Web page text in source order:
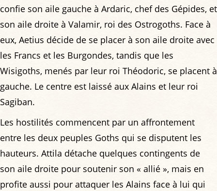
confie son aile gauche à Ardaric, chef des Gépides, et
son aile droite à Valamir, roi des Ostrogoths. Face à
eux, Aetius décide de se placer à son aile droite avec
les Francs et les Burgondes, tandis que les
Wisigoths, menés par leur roi Théodoric, se placent à
gauche. Le centre est laissé aux Alains et leur roi
Sagiban.
Les hostilités commencent par un affrontement
entre les deux peuples Goths qui se disputent les
hauteurs. Attila détache quelques contingents de
son aile droite pour soutenir son « allié », mais en
profite aussi pour attaquer les Alains face à lui qui